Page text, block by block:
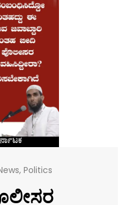
, Politics